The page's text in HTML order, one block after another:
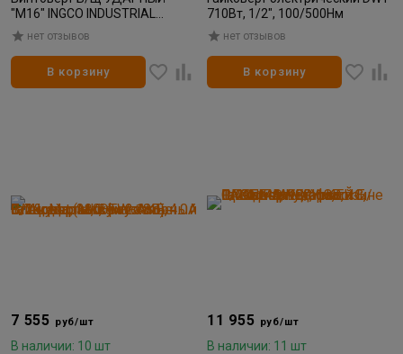
"M16" INGCO INDUSTRIAL
170Нм 1/4", 2АКБ*2Ач, КЕЙС
(5/50)
нет отзывов
В корзину
710Вт, 1/2", 100/500Нм
нет отзывов
В корзину
7 555 руб/шт
В наличии: 10 шт
11 955 руб/шт
В наличии: 11 шт